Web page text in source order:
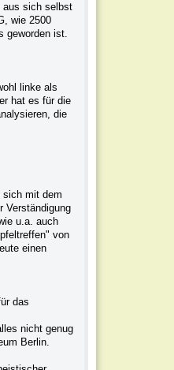
aus sich selbst
wie 2500
geworden ist.
linke als
hat es für die
die
sich mit dem
Verständigung
u.a. auch
von
einen
das
nicht genug
Berlin.